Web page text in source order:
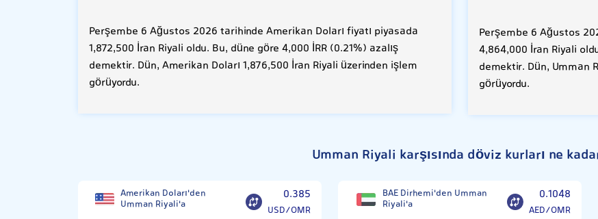
Perşembe 6 Ağustos 2026 tarihinde Amerikan Doları fiyatı piyasada
1,872,500 İran Riyali oldu. Bu, düne göre 4,000 İRR (0.21%) azalış
demektir. Dün, Amerikan Doları 1,876,500 İran Riyali üzerinden işlem
görüyordu.
Perşembe 6 Ağustos
4,864,000 İran Riyali
demektir. Dün, Umman
görüyordu.
Umman Riyali karşısında döviz kurları ne
Amerikan Doları'den
Umman Riyali'a
0.385
USD/OMR
BAE Dirhemi'den Umman
Riyali'a
0.1048
AED/OMR